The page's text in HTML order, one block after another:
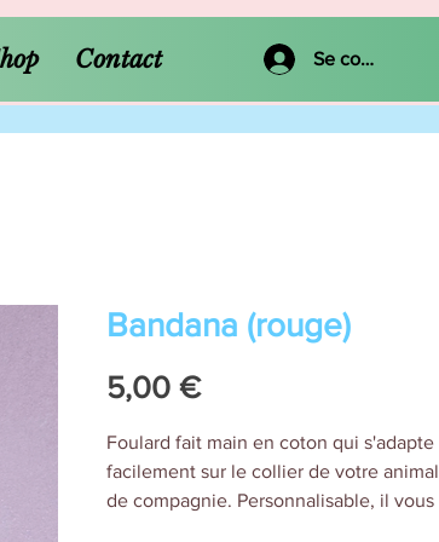
Contact Se connecter
Bandana (rouge)
5,00 €Prix
Foulard fait main en coton qui s'adapte
facilement sur le collier de votre animal
de compagnie. Personnalisable, il vous